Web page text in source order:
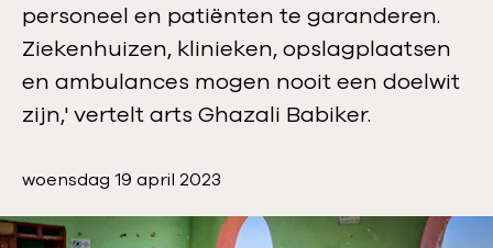
personeel en patiënten te garanderen.
Ziekenhuizen, klinieken, opslagplaatsen
en ambulances mogen nooit een doelwit
zijn,' vertelt arts Ghazali Babiker.
P
b
woensdag 19 april 2023